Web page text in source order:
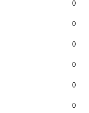
0
0
0
0
0
0